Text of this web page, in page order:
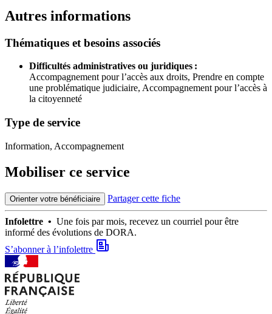
Autres informations
Thématiques et besoins associés
Difficultés administratives ou juridiques :
Accompagnement pour l’accès aux droits, Prendre en compte
une problématique judiciaire, Accompagnement pour l’accès à
la citoyenneté
Type de service
Information, Accompagnement
Mobiliser ce service
Orienter votre bénéficiaire Partager cette fiche
Infolettre • Une fois par mois, recevez un courriel pour être
informé des évolutions de DORA.
S’abonner à l’infolettre